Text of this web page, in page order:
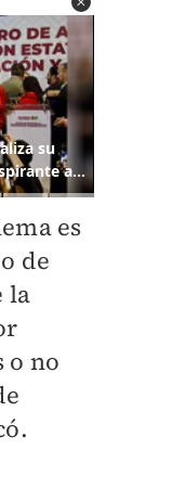
es
de
la
o no